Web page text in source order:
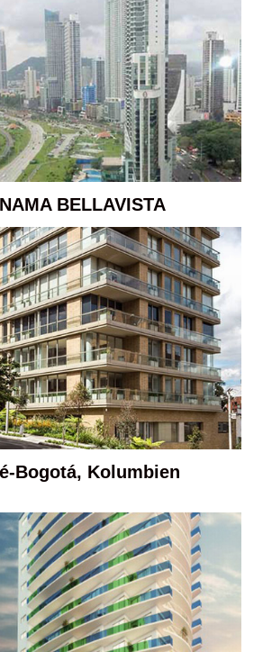
BELLAVISTA
Bogotá, Kolumbien